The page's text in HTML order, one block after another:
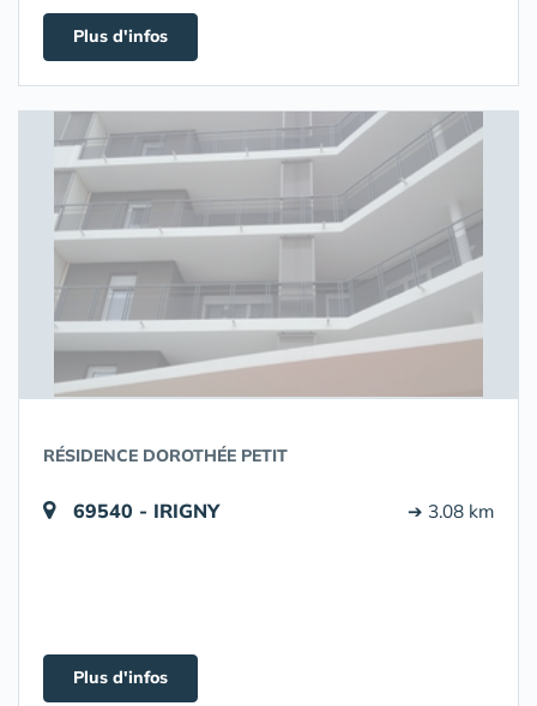
Plus d'infos
RÉSIDENCE DOROTHÉE PETIT
69540 - IRIGNY ➔ 3.08 km
Plus d'infos